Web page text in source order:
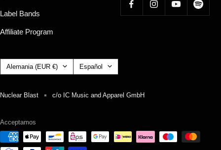
Label Bands
Affiliate Program
País/región Alemania (EUR €) Idioma
Español
Nuclear Blast c/o IC Music and Apparel GmbH
Acceptamos